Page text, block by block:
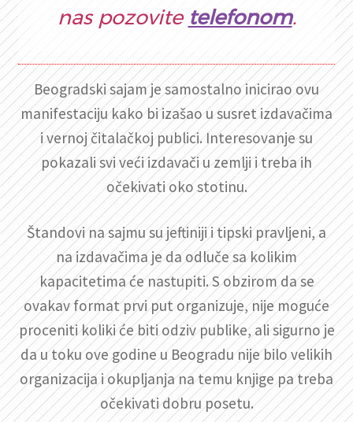
nas pozovite telefonom.
Beogradski sajam je samostalno inicirao ovu
manifestaciju kako bi izašao u susret izdavačima
i vernoj čitalačkoj publici. Interesovanje su
pokazali svi veći izdavači u zemlji i treba ih
očekivati oko stotinu.
Štandovi na sajmu su jeftiniji i tipski pravljeni, a
na izdavačima je da odluče sa kolikim
kapacitetima će nastupiti. S obzirom da se
ovakav format prvi put organizuje, nije moguće
proceniti koliki će biti odziv publike, ali sigurno je
da u toku ove godine u Beogradu nije bilo velikih
organizacija i okupljanja na temu knjige pa treba
očekivati dobru posetu.